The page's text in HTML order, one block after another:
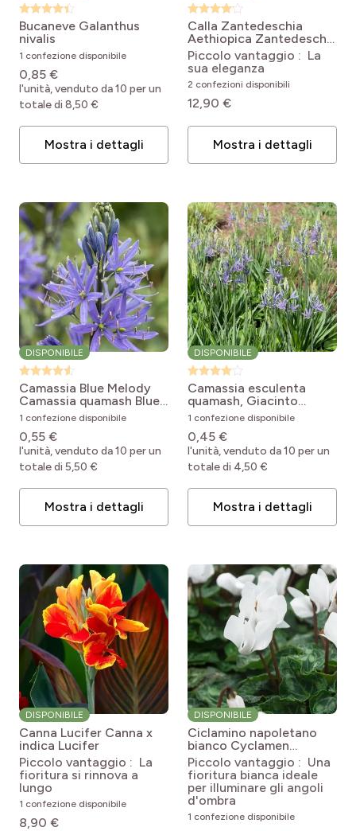
Bucaneve Galanthus
nivalis
1 confezione disponibile
0,85 €
l'unità, venduto da 10 per un
totale di 8,50 €
Mostra i dettagli
Calla Zantedeschia
Aethiopica Zantedeschia
aethiopica
Piccolo vantaggio : La
sua eleganza
2 confezioni disponibili
12,90 €
Mostra i dettagli
DISPONIBILE
Camassia Blue Melody
Camassia quamash Blue
Melody
1 confezione disponibile
0,55 €
l'unità, venduto da 10 per un
totale di 5,50 €
Mostra i dettagli
DISPONIBILE
Camassia esculenta
quamash, Giacinto
indiano o selvatico
Camassia quamash
1 confezione disponibile
0,45 €
l'unità, venduto da 10 per un
totale di 4,50 €
Mostra i dettagli
DISPONIBILE
Canna Lucifer Canna x
indica Lucifer
Piccolo vantaggio : La
fioritura si rinnova a
lungo
1 confezione disponibile
8,90 €
DISPONIBILE
Ciclamino napoletano
bianco Cyclamen
hederifolium 'Album'
Piccolo vantaggio : Una
fioritura bianca ideale
per illuminare gli angoli
d'ombra
1 confezione disponibile